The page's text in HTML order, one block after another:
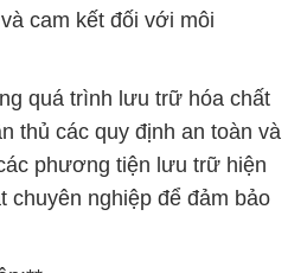
cam kết đối với môi
quá trình lưu trữ hóa chất
thủ các quy định an toàn và
phương tiện lưu trữ hiện
chuyên nghiệp để đảm bảo